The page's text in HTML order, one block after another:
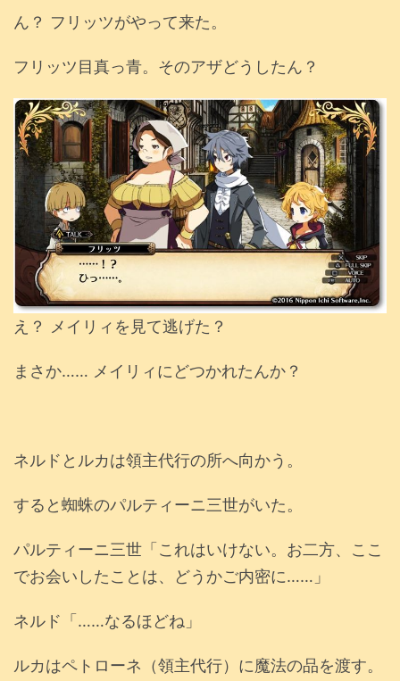
ん？ フリッツがやって来た。
フリッツ目真っ青。そのアザどうしたん？
え？ メイリィを見て逃げた？
まさか…… メイリィにどつかれたんか？
ネルドとルカは領主代行の所へ向かう。
すると蜘蛛のパルティーニ三世がいた。
パルティーニ三世「これはいけない。お二方、ここ
でお会いしたことは、どうかご内密に……」
ネルド「……なるほどね」
ルカはペトローネ（領主代行）に魔法の品を渡す。